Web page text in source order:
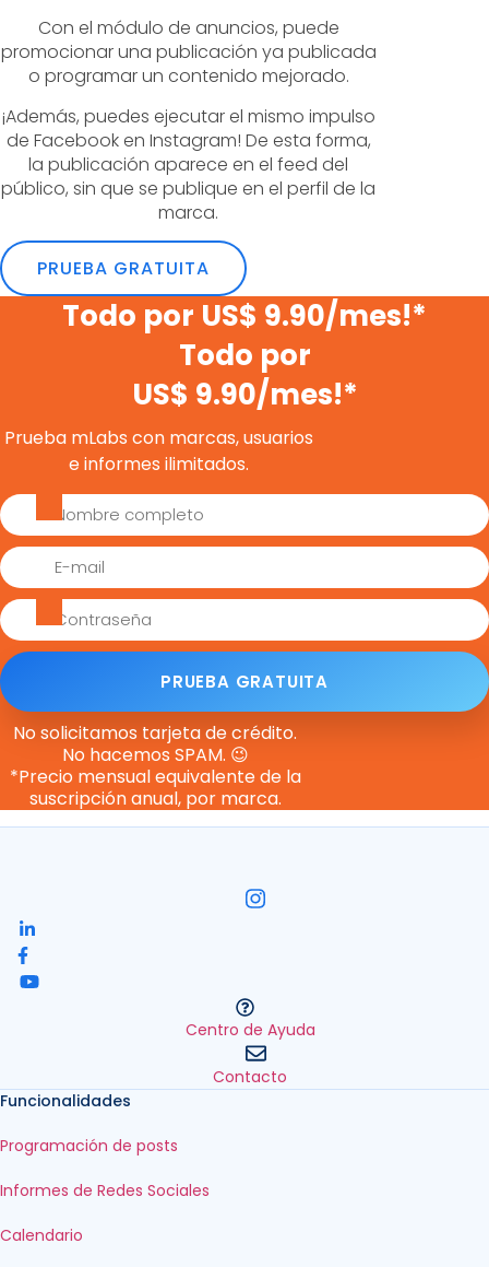
Con el módulo de anuncios, puede
promocionar una publicación ya publicada
o programar un contenido mejorado.
¡Además, puedes ejecutar el mismo impulso
de Facebook en Instagram! De esta forma,
la publicación aparece en el feed del
público, sin que se publique en el perfil de la
marca.
PRUEBA GRATUITA
Todo por US$ 9.90/mes!*
Todo por
US$ 9.90/mes!*
Prueba mLabs con marcas, usuarios
e informes ilimitados.
PRUEBA GRATUITA
No solicitamos tarjeta de crédito.
No hacemos SPAM. 😉
*Precio mensual equivalente de la
suscripción anual, por marca.
Centro de Ayuda
Contacto
Funcionalidades
Programación de posts
Informes de Redes Sociales
Calendario